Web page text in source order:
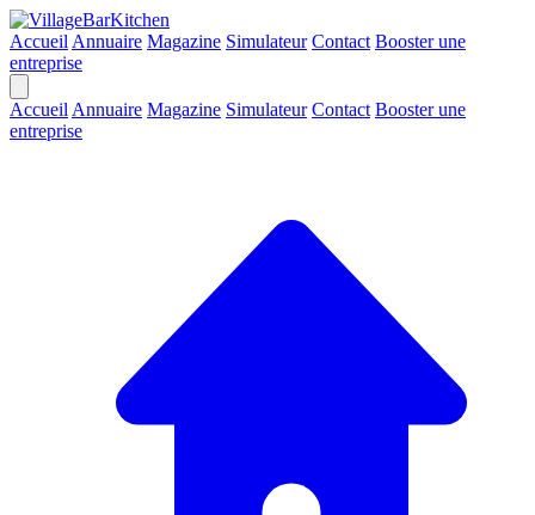
Accueil Annuaire Magazine Simulateur Contact Booster une
entreprise
Accueil Annuaire Magazine Simulateur Contact Booster une
entreprise